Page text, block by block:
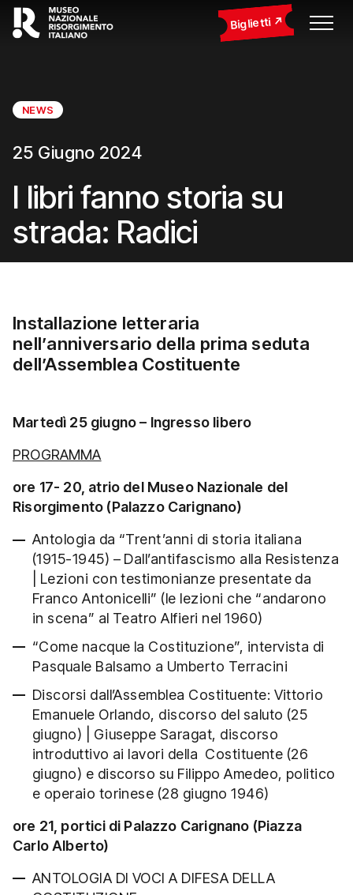
Biglietti
NEWS
25 Giugno 2024
I libri fanno storia su
strada: Radici
Installazione letteraria
nell’anniversario della prima seduta
dell’Assemblea Costituente
Martedì 25 giugno – Ingresso libero
PROGRAMMA
ore 17- 20, atrio del Museo Nazionale del
Risorgimento (Palazzo Carignano)
Antologia da “Trent’anni di storia italiana
(1915-1945) – Dall’antifascismo alla Resistenza
| Lezioni con testimonianze presentate da
Franco Antonicelli” (le lezioni che “andarono
in scena” al Teatro Alfieri nel 1960)
“Come nacque la Costituzione”, intervista di
Pasquale Balsamo a Umberto Terracini
Discorsi dall’Assemblea Costituente: Vittorio
Emanuele Orlando, discorso del saluto (25
giugno) | Giuseppe Saragat, discorso
introduttivo ai lavori della Costituente (26
giugno) e discorso su Filippo Amedeo, politico
e operaio torinese (28 giugno 1946)
ore 21, portici di Palazzo Carignano (Piazza
Carlo Alberto)
ANTOLOGIA DI VOCI A DIFESA DELLA